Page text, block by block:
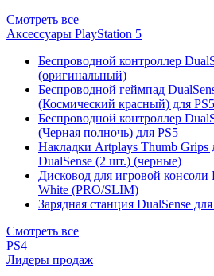
Смотреть все
Аксессуары PlayStation 5
Беспроводной контроллер
(оригинальный)
Беспроводной геймпад
(Космический красный) для PS5
Беспроводной контроллер
(Черная полночь) для PS5
Накладки Artplays Thumb Grips
DualSense (2 шт.) (черные)
Дисковод для игровой
White (PRO/SLIM)
Зарядная станция DualSense
Смотреть все
PS4
Лидеры продаж